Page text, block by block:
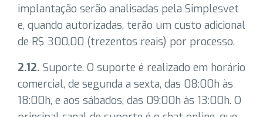
implantação serão analisadas pela Simplesvet
e, quando autorizadas, terão um custo adicional
de R$ 300,00 (trezentos reais) por processo.
2.12. Suporte. O suporte é realizado em horário
comercial, de segunda a sexta, das 08:00h às
18:00h, e aos sábados, das 09:00h às 13:00h. O